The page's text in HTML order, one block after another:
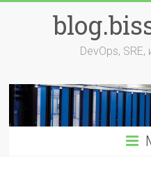
содержимому
DevOps,